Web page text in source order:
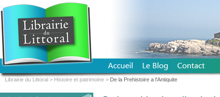
Librairie du Littoral > Histoire et patrimoine > De la Prehistoire a l'Antiquite